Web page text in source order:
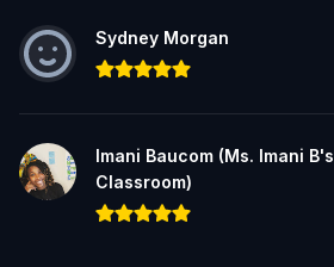
Sydney Morgan
Imani Baucom (Ms. Imani B's
Classroom)